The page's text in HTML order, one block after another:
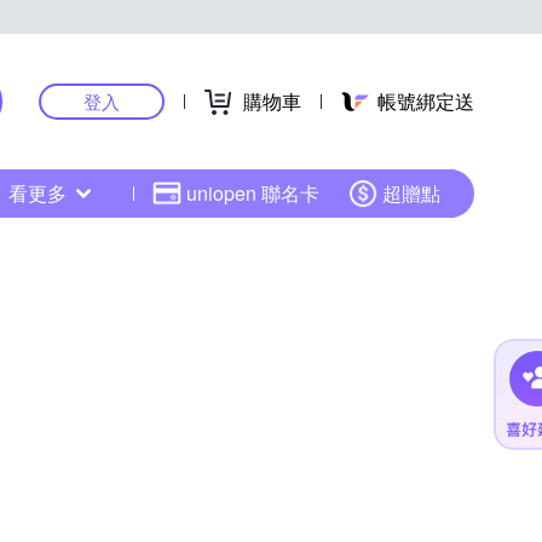
登入 購物車 帳號綁定送
看更多 uniopen 聯名卡 超贈點